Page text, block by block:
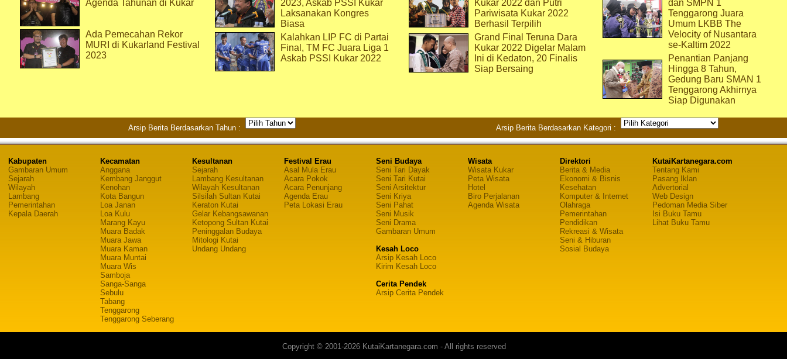
Agenda Tahunan di Kukar
Ada Pemecahan Rekor
MURI di Kukarland Festival
2023
2023, Askab PSSI Kukar
Laksanakan Kongres
Biasa
Kalahkan LIP FC di Partai
Final, TM FC Juara Liga 1
Askab PSSI Kukar 2022
Kukar 2022 dan Putri
Pariwisata Kukar 2022
Berhasil Terpilih
Grand Final Teruna Dara
Kukar 2022 Digelar Malam
Ini di Kedaton, 20 Finalis
Siap Bersaing
dan SMPN 1
Tenggarong Juara
Umum LKBB The
Velocity of Nusantara
se-Kaltim 2022
Penantian Panjang
Hingga 8 Tahun,
Gedung Baru SMAN 1
Tenggarong Akhirnya
Siap Digunakan
Arsip Berita Berdasarkan Tahun : Arsip Berita Berdasarkan Kategori :
Kabupaten
Gambaran Umum
Sejarah
Wilayah
Lambang
Pemerintahan
Kepala Daerah
Kecamatan
Anggana
Kembang Janggut
Kenohan
Kota Bangun
Loa Janan
Loa Kulu
Marang Kayu
Muara Badak
Muara Jawa
Muara Kaman
Muara Muntai
Muara Wis
Samboja
Sanga-Sanga
Sebulu
Tabang
Tenggarong
Tenggarong Seberang
Kesultanan
Sejarah
Lambang Kesultanan
Wilayah Kesultanan
Silsilah Sultan Kutai
Keraton Kutai
Gelar Kebangsawanan
Ketopong Sultan Kutai
Peninggalan Budaya
Mitologi Kutai
Undang Undang
Festival Erau
Asal Mula Erau
Acara Pokok
Acara Penunjang
Agenda Erau
Peta Lokasi Erau
Seni Budaya
Seni Tari Dayak
Seni Tari Kutai
Seni Arsitektur
Seni Kriya
Seni Pahat
Seni Musik
Seni Drama
Gambaran Umum
Kesah Loco
Arsip Kesah Loco
Kirim Kesah Loco
Cerita Pendek
Arsip Cerita Pendek
Wisata
Wisata Kukar
Peta Wisata
Hotel
Biro Perjalanan
Agenda Wisata
Direktori
Berita & Media
Ekonomi & Bisnis
Kesehatan
Komputer & Internet
Olahraga
Pemerintahan
Pendidikan
Rekreasi & Wisata
Seni & Hiburan
Sosial Budaya
KutaiKartanegara.com
Tentang Kami
Pasang Iklan
Advertorial
Web Design
Pedoman Media Siber
Isi Buku Tamu
Lihat Buku Tamu
Copyright © 2001-2026 KutaiKartanegara.com - All rights reserved